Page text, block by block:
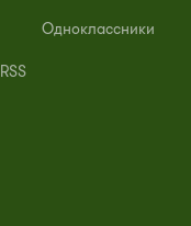
Одноклассники
RSS